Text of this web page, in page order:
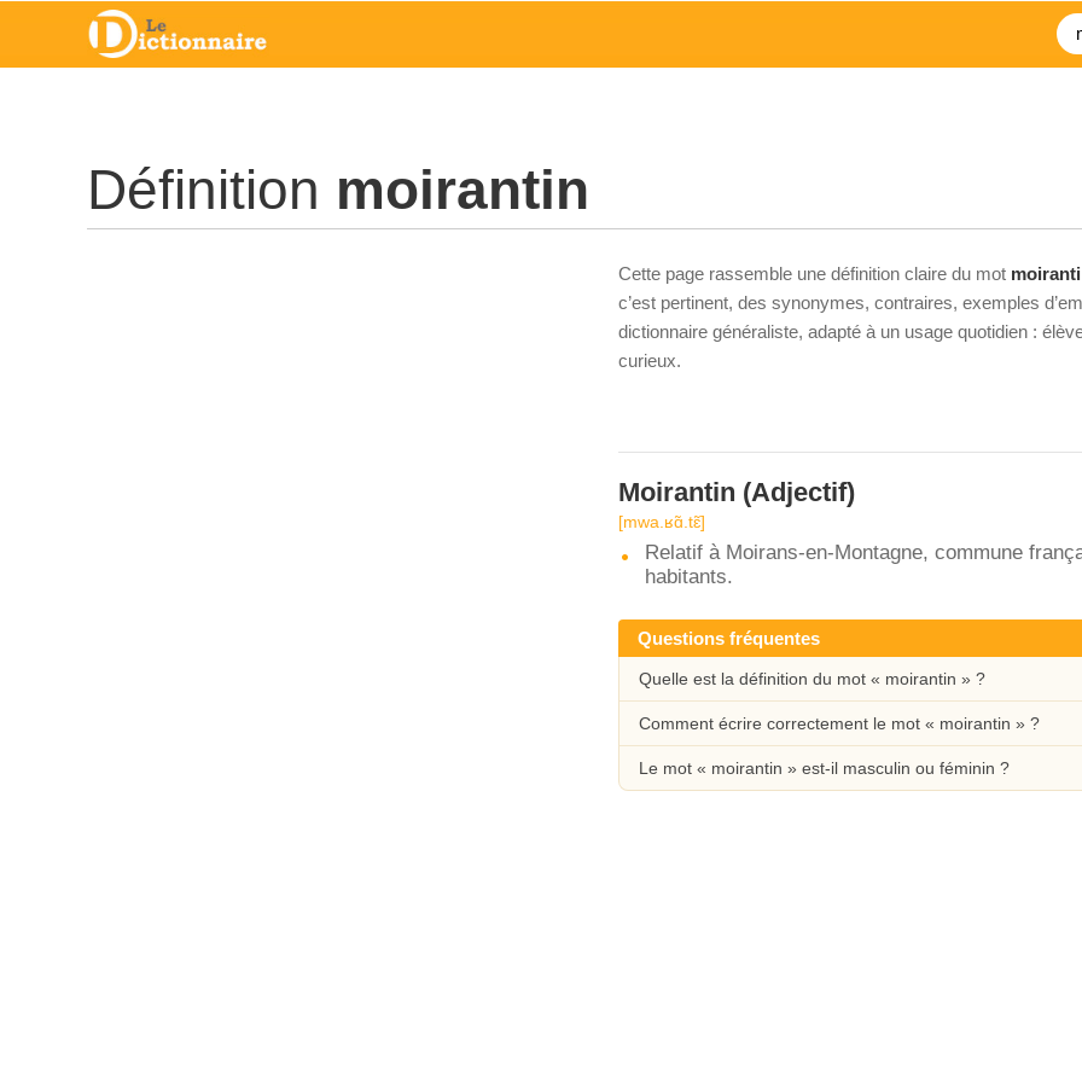
Définition moirantin
Cette page rassemble une définition claire du mot
c’est pertinent, des synonymes, contraires, exemples
dictionnaire généraliste, adapté à un usage quotidien :
curieux.
Moirantin (Adjectif)
[mwa.ʁɑ̃.tɛ̃]
Relatif à Moirans-en-Montagne, commune
habitants.
Questions fréquentes
Quelle est la définition du mot « moirantin » ?
Comment écrire correctement le mot « moirantin » ?
Le mot « moirantin » est-il masculin ou féminin ?